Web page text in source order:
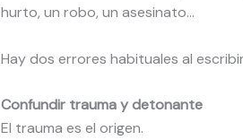
hurto, un robo, un asesinato…
Hay dos errores habituales al
Confundir trauma y detonante
El trauma es el origen.